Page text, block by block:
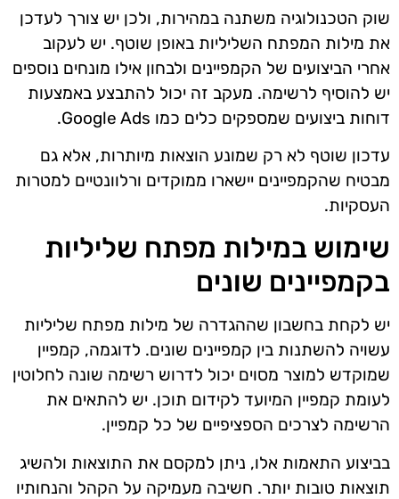
שוק הטכנולוגיה משתנה במהירות, ולכן יש צורך לעדכן
את מילות המפתח השליליות באופן שוטף. יש לעקוב
אחרי הביצועים של הקמפיינים ולבחון אילו מונחים נוספים
יש להוסיף לרשימה. מעקב זה יכול להתבצע באמצעות
דוחות ביצועים שמספקים כלים כמו Google Ads.
עדכון שוטף לא רק שמונע הוצאות מיותרות, אלא גם
מבטיח שהקמפיינים יישארו ממוקדים ורלוונטיים למטרות
העסקיות.
שימוש במילות מפתח שליליות
בקמפיינים שונים
יש לקחת בחשבון שההגדרה של מילות מפתח שליליות
עשויה להשתנות בין קמפיינים שונים. לדוגמה, קמפיין
שמוקדש למוצר מסוים יכול לדרוש רשימה שונה לחלוטין
לעומת קמפיין המיועד לקידום תוכן. יש להתאים את
הרשימה לצרכים הספציפיים של כל קמפיין.
בביצוע התאמות אלו, ניתן למקסם את התוצאות ולהשיג
תוצאות טובות יותר. חשיבה מעמיקה על הקהל והנחותיו